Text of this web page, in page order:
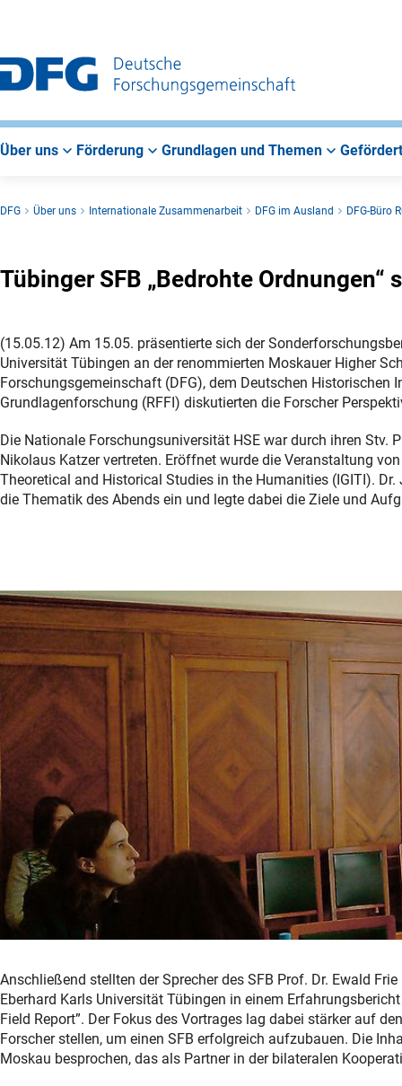
Über uns Förderung Grundlagen und Themen
DFG Über uns Internationale Zusammenarbeit DFG im Ausland DFG-Büro
Tübinger SFB „Bedrohte
(15.05.12) Am 15.05. präsentierte sich der
Universität Tübingen an der renommierten Moskauer Higher
Forschungsgemeinschaft (DFG), dem Deutschen
Grundlagenforschung (RFFI) diskutierten die Forscher
Die Nationale Forschungsuniversität HSE war durch ihren Stv.
Nikolaus Katzer vertreten. Eröffnet wurde die Veranstaltung
Theoretical and Historical Studies in the Humanities (IGITI).
die Thematik des Abends ein und legte dabei die Ziele und
Anschließend stellten der Sprecher des SFB Prof. Dr. Ewald
Eberhard Karls Universität Tübingen in einem
Field Report”. Der Fokus des Vortrages lag dabei stärker auf
Forscher stellen, um einen SFB erfolgreich aufzubauen. Die
Moskau besprochen, das als Partner in der bilateralen